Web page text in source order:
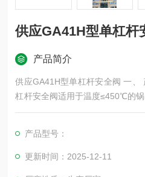
供应GA41H型单杠杆
产品简介
供应GA41H型单杠杆安全阀 一、 产品概述
杠杆安全阀适用于温度≤450℃的锅
过允许zui高值。介质可为蒸汽、
产品型号：
更新时间：2025-12-11